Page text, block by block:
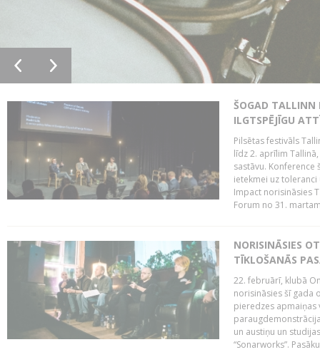
ŠOGAD TALLINN
ILGTSPĒJĪGU
Pilsētas festivāls
līdz 2. aprīlim
sastāvu.
ietekmei uz
Impact norisināsies
Forum no 31.
NORISINĀSIES
TĪKLOŠANĀS
22. februārī, klubā
norisināsies šī gada
pieredzes apmaiņas
un austiņu un
“Sonarworks”.